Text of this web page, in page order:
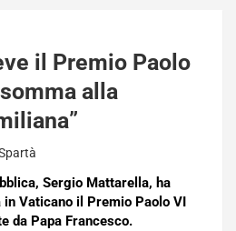
il Premio Paolo
alla
Sergio Mattarella, ha
Vaticano il Premio Paolo VI
da Papa Francesco.